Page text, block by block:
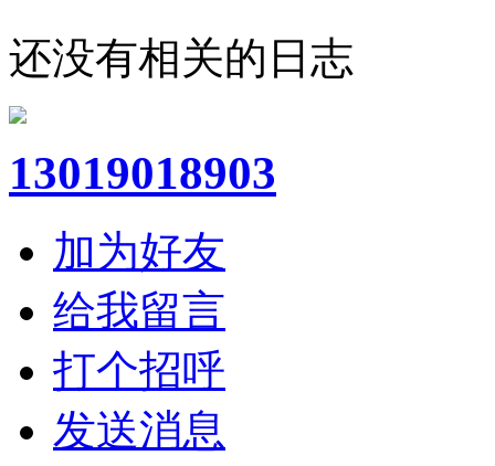
还没有相关的日志
13019018903
加为好友
给我留言
打个招呼
发送消息